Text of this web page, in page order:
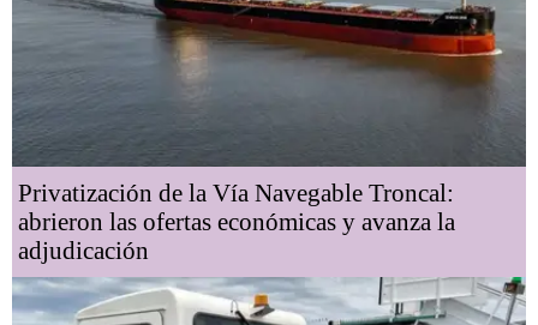
Privatización de la Vía Navegable Troncal:
abrieron las ofertas económicas y avanza la
adjudicación